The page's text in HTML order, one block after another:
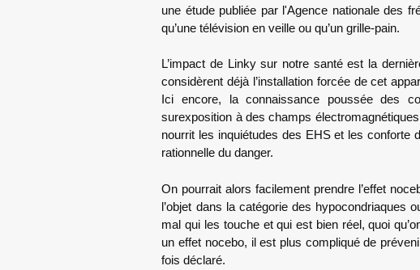
une étude publiée par l'Agence nationale des
qu’une télévision en veille ou qu’un grille-pain.
L’impact de Linky sur notre santé est la
considèrent déjà l’installation forcée de cet
Ici encore, la connaissance poussée des
surexposition à des champs
nourrit les inquiétudes des EHS et les conforte
rationnelle du danger.
On pourrait alors facilement prendre l’effet
l’objet dans la catégorie des hypocondriaques
mal qui les touche et qui est bien réel, quoi
un effet nocebo, il est plus compliqué de
fois déclaré.